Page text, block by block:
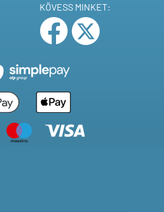
KÖVESS MINKET: